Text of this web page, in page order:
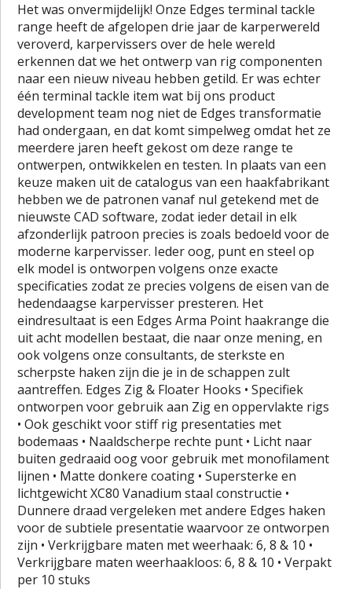
Het was onvermijdelijk! Onze Edges terminal tackle
range heeft de afgelopen drie jaar de karperwereld
veroverd, karpervissers over de hele wereld
erkennen dat we het ontwerp van rig componenten
naar een nieuw niveau hebben getild. Er was echter
één terminal tackle item wat bij ons product
development team nog niet de Edges transformatie
had ondergaan, en dat komt simpelweg omdat het ze
meerdere jaren heeft gekost om deze range te
ontwerpen, ontwikkelen en testen. In plaats van een
keuze maken uit de catalogus van een haakfabrikant
hebben we de patronen vanaf nul getekend met de
nieuwste CAD software, zodat ieder detail in elk
afzonderlijk patroon precies is zoals bedoeld voor de
moderne karpervisser. Ieder oog, punt en steel op
elk model is ontworpen volgens onze exacte
specificaties zodat ze precies volgens de eisen van de
hedendaagse karpervisser presteren. Het
eindresultaat is een Edges Arma Point haakrange die
uit acht modellen bestaat, die naar onze mening, en
ook volgens onze consultants, de sterkste en
scherpste haken zijn die je in de schappen zult
aantreffen. Edges Zig & Floater Hooks • Specifiek
ontworpen voor gebruik aan Zig en oppervlakte rigs
• Ook geschikt voor stiff rig presentaties met
bodemaas • Naaldscherpe rechte punt • Licht naar
buiten gedraaid oog voor gebruik met monofilament
lijnen • Matte donkere coating • Supersterke en
lichtgewicht XC80 Vanadium staal constructie •
Dunnere draad vergeleken met andere Edges haken
voor de subtiele presentatie waarvoor ze ontworpen
zijn • Verkrijgbare maten met weerhaak: 6, 8 & 10 •
Verkrijgbare maten weerhaakloos: 6, 8 & 10 • Verpakt
per 10 stuks